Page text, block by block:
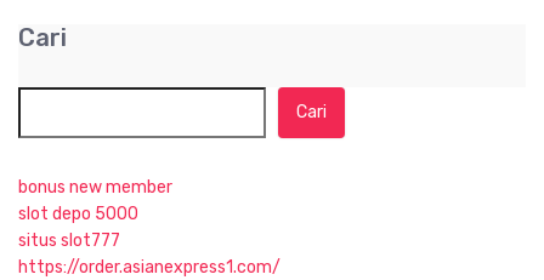
Cari
Cari
bonus new member
slot depo 5000
situs slot777
https://order.asianexpress1.com/